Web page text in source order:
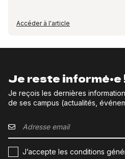
Accéder à l'article
Je reste informé•e
Je reçois les dernières
de ses campus (actualités,
J’accepte les conditions